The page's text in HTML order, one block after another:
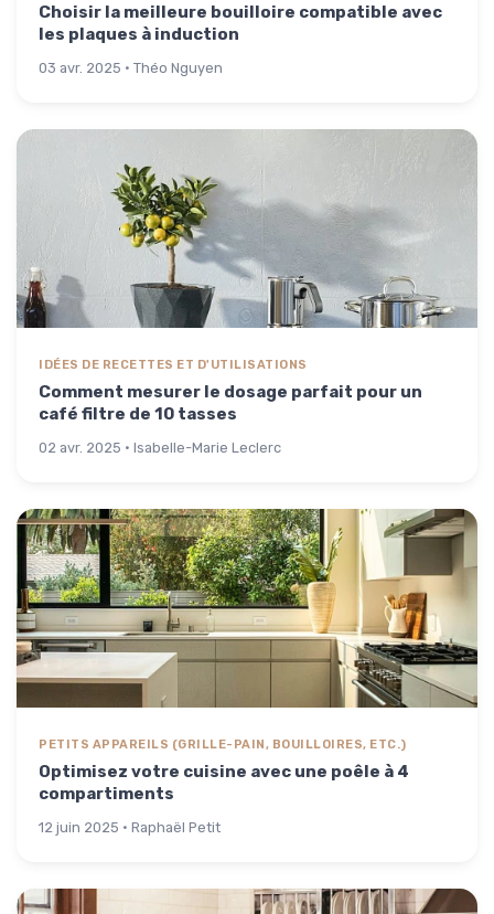
Choisir la meilleure bouilloire compatible avec
les plaques à induction
03 avr. 2025 · Théo Nguyen
IDÉES DE RECETTES ET D'UTILISATIONS
Comment mesurer le dosage parfait pour un
café filtre de 10 tasses
02 avr. 2025 · Isabelle-Marie Leclerc
PETITS APPAREILS (GRILLE-PAIN, BOUILLOIRES, ETC.)
Optimisez votre cuisine avec une poêle à 4
compartiments
12 juin 2025 · Raphaël Petit